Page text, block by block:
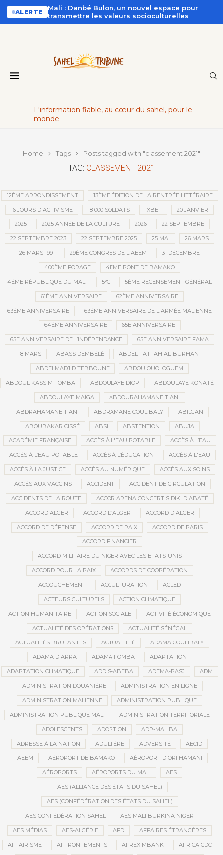
ALERTE
Mali : Danbé Bulon, un nouvel espace pour
transmettre les valeurs socioculturelles
L'information fiable, au cœur du sahel, pour le
monde
Home Tags Posts tagged with "classement 2021"
TAG: CLASSEMENT 2021
12ÈME ARRONDISSEMENT 13ÈME ÉDITION DE LA RENTRÉE LITTÉRAIRE
16 JOURS D'ACTIVISME 18 000 SOLDATS 1XBET 20 JANVIER
2025 2025 ANNÉE DE LA CULTURE 2026 22 SEPTEMBRE
22 SEPTEMBRE 2023 22 SEPTEMBRE 2025 25 MAI 26 MARS
26 MARS 1991 29ÈME CONGRÈS DE L'AEEM 31 DÉCEMBRE
400ÈME FORAGE 4ÈME PONT DE BAMAKO
4ÈME RÉPUBLIQUE DU MALI 5°C 5ÈME RECENSEMENT GÉNÉRAL
61ÈME ANNIVERSAIRE 62ÈME ANNIVERSAIRE
63ÈME ANNIVERSAIRE 63ÈME ANNIVERSAIRE DE L'ARMÉE MALIENNE
64ÈME ANNIVERSAIRE 65E ANNIVERSAIRE
65E ANNIVERSAIRE DE L’INDÉPENDANCE 65E ANNIVERSAIRE FAMA
8 MARS ABASS DEMBÉLÉ ABDEL FATTAH AL-BURHAN
ABDELMADJID TEBBOUNE ABDOU OUOLOGUEM
ABDOUL KASSIM FOMBA ABDOULAYE DIOP ABDOULAYE KONATÉ
ABDOULAYE MAÏGA ABDOURAHAMANE TIANI
ABDRAHAMANE TIANI ABDRAMANE COULIBALY ABIDJAN
ABOUBAKAR CISSÉ ABSI ABSTENTION ABUJA
ACADÉMIE FRANÇAISE ACCÈS À L'EAU POTABLE ACCÈS À L’EAU
ACCÈS À L’EAU POTABLE ACCÈS À L’ÉDUCATION ACCÈS À L'EAU
ACCÈS À LA JUSTICE ACCÈS AU NUMÉRIQUE ACCÈS AUX SOINS
ACCÈS AUX VACCINS ACCIDENT ACCIDENT DE CIRCULATION
ACCIDENTS DE LA ROUTE ACCOR ARENA CONCERT SIDIKI DIABATÉ
ACCORD ALGER ACCORD D’ALGER ACCORD D'ALGER
ACCORD DE DÉFENSE ACCORD DE PAIX ACCORD DE PARIS
ACCORD FINANCIER
ACCORD MILITAIRE DU NIGER AVEC LES ETATS-UNIS
ACCORD POUR LA PAIX ACCORDS DE COOPÉRATION
ACCOUCHEMENT ACCULTURATION ACLED
ACTEURS CULTURELS ACTION CLIMATIQUE
ACTION HUMANITAIRE ACTION SOCIALE ACTIVITÉ ÉCONOMIQUE
ACTUALITÉ DES OPÉRATIONS ACTUALITÉ SÉNÉGAL
ACTUALITÉS BRULANTES ACTUALITTÉ ADAMA COULIBALY
ADAMA DIARRA ADAMA FOMBA ADAPTATION
ADAPTATION CLIMATIQUE ADDIS-ABEBA ADEMA-PASJ ADM
ADMINISTRATION DOUANIÈRE ADMINISTRATION EN LIGNE
ADMINISTRATION MALIENNE ADMINISTRATION PUBLIQUE
ADMINISTRATION PUBLIQUE MALI ADMINISTRATION TERRITORIALE
ADOLESCENTS ADOPTION ADP-MALIBA
ADRESSE À LA NATION ADULTÈRE ADVERSITÉ AECID
AEEM AÉROPORT DE BAMAKO AÉROPORT DIORI HAMANI
AÉROPORTS AÉROPORTS DU MALI AES
AES (ALLIANCE DES ÉTATS DU SAHEL)
AES (CONFÉDÉRATION DES ÉTATS DU SAHEL)
AES CONFÉDÉRATION SAHEL AES MALI BURKINA NIGER
AES MÉDIAS AES-ALGÉRIE AFD AFFAIRES ÉTRANGÈRES
AFFAIRISME AFFRONTEMENTS AFREXIMBANK AFRICA CDC